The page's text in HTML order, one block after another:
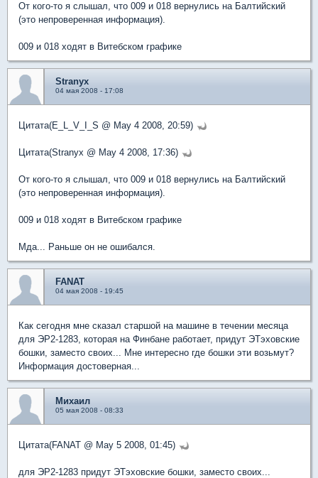
От кого-то я слышал, что 009 и 018 вернулись на Балтийский
(это непроверенная информация).
009 и 018 ходят в Витебском графике
Stranyx
04 мая 2008 - 17:08
Цитата(E_L_V_I_S @ May 4 2008, 20:59)
Цитата(Stranyx @ May 4 2008, 17:36)
От кого-то я слышал, что 009 и 018 вернулись на Балтийский
(это непроверенная информация).
009 и 018 ходят в Витебском графике
Мда... Раньше он не ошибался.
FANAT
04 мая 2008 - 19:45
Как сегодня мне сказал старшой на машине в течении месяца
для ЭР2-1283, которая на Финбане работает, придут ЭТэховские
бошки, заместо своих... Мне интересно где бошки эти возьмут?
Информация достоверная...
Михаил
05 мая 2008 - 08:33
Цитата(FANAT @ May 5 2008, 01:45)
для ЭР2-1283 придут ЭТэховские бошки, заместо своих...